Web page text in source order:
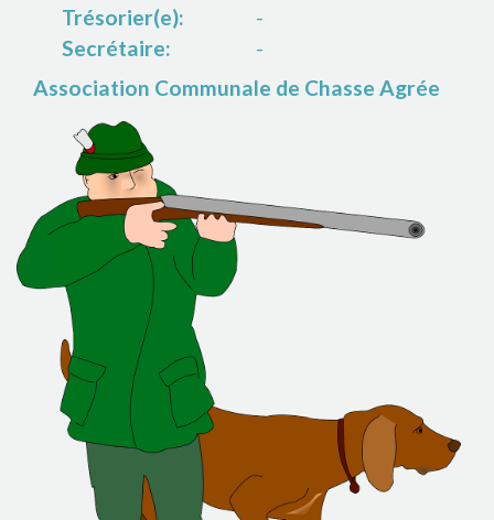
Trésorier(e):
Secrétaire:
-
-
Association Communale de Chasse Agrée